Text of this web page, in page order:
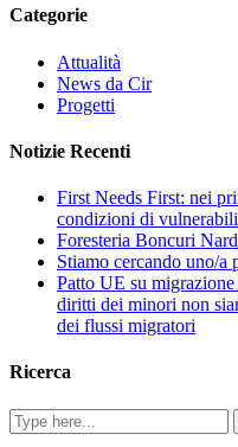
Categorie
Attualità
News da Cir
Progetti
Notizie Recenti
First Needs First: nei
condizioni di
Foresteria Boncuri
Stiamo cercando uno/a
Patto UE su
diritti dei minori non
dei flussi migratori
Ricerca